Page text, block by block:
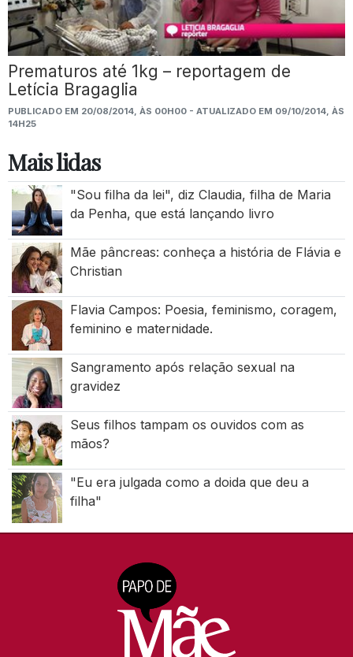
Prematuros até 1kg – reportagem de
Letícia Bragaglia
PUBLICADO EM 20/08/2014, ÀS 00H00 - ATUALIZADO EM 09/10/2014, ÀS
14H25
Mais lidas
"Sou filha da lei", diz Claudia, filha de Maria
da Penha, que está lançando livro
Mãe pâncreas: conheça a história de Flávia e
Christian
Flavia Campos: Poesia, feminismo, coragem,
feminino e maternidade.
Sangramento após relação sexual na
gravidez
Seus filhos tampam os ouvidos com as
mãos?
"Eu era julgada como a doida que deu a
filha"